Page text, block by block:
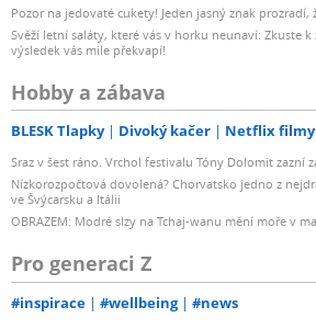
Pozor na jedovaté cukety! Jeden jasný znak
Svěží letní saláty, které vás v horku neunaví: Zkuste
výsledek vás mile překvapí!
Hobby a zábava
BLESK Tlapky Divoký kačer Netflix filmy
Sraz v šest ráno. Vrchol festivalu Tóny Dolomit zazní
Nízkorozpočtová dovolená? Chorvatsko jedno z
ve Švýcarsku a Itálii
OBRAZEM: Modré slzy na Tchaj-wanu mění moře v
Pro generaci Z
#inspirace #wellbeing #news